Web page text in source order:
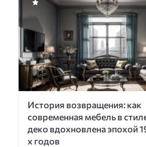
История возвращения: как
современная мебель в
деко вдохновлена эпохой
х годов